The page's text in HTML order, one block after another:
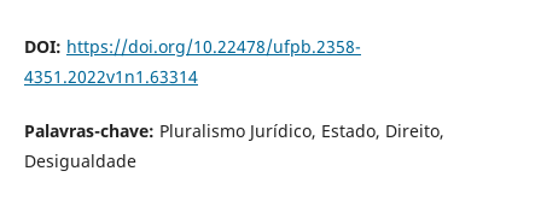
DOI: https://doi.org/10.22478/ufpb.2358-
4351.2022v1n1.63314
Palavras-chave: Pluralismo Jurídico, Estado, Direito,
Desigualdade